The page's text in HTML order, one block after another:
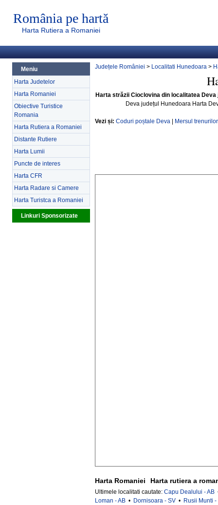
România pe hartă
Harta Rutiera a Romaniei
Meniu
Harta Judetelor
Harta Romaniei
Obiective Turistice
Romania
Harta Rutiera a Romaniei
Distante Rutiere
Harta Lumii
Puncte de interes
Harta CFR
Harta Radare si Camere
Harta Turistca a Romaniei
Linkuri Sponsorizate
Județele României > Localitati Hunedoara >
Harta străzii Cioclovina din localitatea Deva
Deva județul Hunedoara Harta
Vezi și: Coduri poștale Deva Mersul
Harta Romaniei Harta rutiera a
Ultimele localitati cautate: Capu Dealului - AB
Loman - AB • Dornisoara - SV • Rusii Munti -